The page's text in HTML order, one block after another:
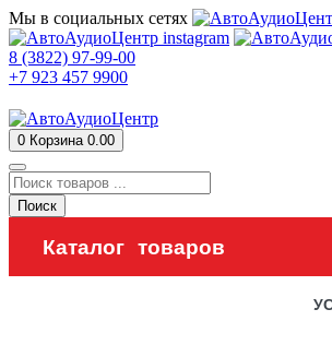
Мы в социальных сетях
8 (3822) 97-99-00
+7 923 457 9900
0 Корзина 0.00
Поиск
Каталог товаров